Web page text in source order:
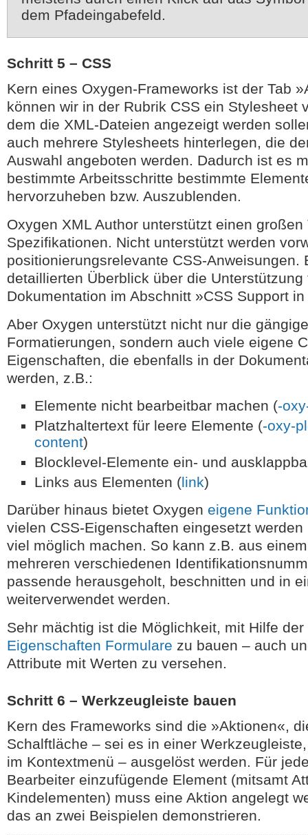
dem Pfadeingabefeld.
Schritt 5 – CSS
Kern eines Oxygen-Frameworks ist der Tab
können wir in der Rubrik CSS ein Stylesheet
dem die XML-Dateien angezeigt werden
auch mehrere Stylesheets hinterlegen, die
Auswahl angeboten werden. Dadurch ist es
bestimmte Arbeitsschritte bestimmte
hervorzuheben bzw. Auszublenden.
Oxygen XML Author unterstützt einen großen
Spezifikationen. Nicht unterstützt werden
positionierungsrelevante CSS-Anweisungen.
detaillierten Überblick über die
Dokumentation im Abschnitt »CSS Support
Aber Oxygen unterstützt nicht nur die
Formatierungen, sondern auch viele eigene
Eigenschaften, die ebenfalls in der
werden, z.B.:
Elemente nicht bearbeitbar machen (-
Platzhaltertext für leere Elemente (-oxy-
content)
Blocklevel-Elemente ein- und
Links aus Elementen (link)
Darüber hinaus bietet Oxygen eigene
vielen CSS-Eigenschaften eingesetzt
viel möglich machen. So kann z.B. aus
mehreren verschiedenen
passende herausgeholt, beschnitten und in
weiterverwendet werden.
Sehr mächtig ist die Möglichkeit, mit Hilfe der
Eigenschaften Formulare zu bauen – auch
Attribute mit Werten zu versehen.
Schritt 6 – Werkzeugleiste bauen
Kern des Frameworks sind die »Aktionen«,
Schalftläche – sei es in einer
im Kontextmenü – ausgelöst werden. Für
Bearbeiter einzufügende Element (mitsamt
Kindelementen) muss eine Aktion angelegt
das an zwei Beispielen demonstrieren.